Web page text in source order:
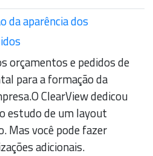
da aparência dos
orçamentos e pedidos de
para a formação da
ClearView dedicou
estudo de um layout
Mas você pode fazer
adicionais.